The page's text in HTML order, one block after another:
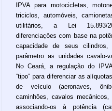
IPVA para motocicletas,
triciclos, automóveis,
utilitários, a Lei 15.893/
diferenciações com base na
capacidade de seus
parâmetro as unidades cavalo-
No Ceará, a regulação do
“tipo” para diferenciar as
de veículo (aeronaves,
caminhões, cavalos mecânicos,
associando-os à potência